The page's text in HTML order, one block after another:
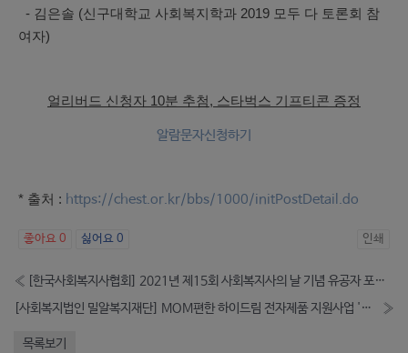
- 김은솔 (신구대학교 사회복지학과 2019 모두 다 토론회 참
여자)
얼리버드 신청자 10분 추첨, 스타벅스 기프티콘 증정
알람문자신청하기
* 출처 : https://chest.or.kr/bbs/1000/initPostDetail.do
좋아요 0 싫어요 0 인쇄
«
[한국사회복지사협회] 2021년 제15회 사회복지사의 날 기념 유공자 포상계획 (-11.25)
[사회복지법인 밀알복지재단] MOM편한 하이드림 전자제품 지원사업 '워킹맘 지원사업' 대상자 모집 (-11.30)
»
목록보기